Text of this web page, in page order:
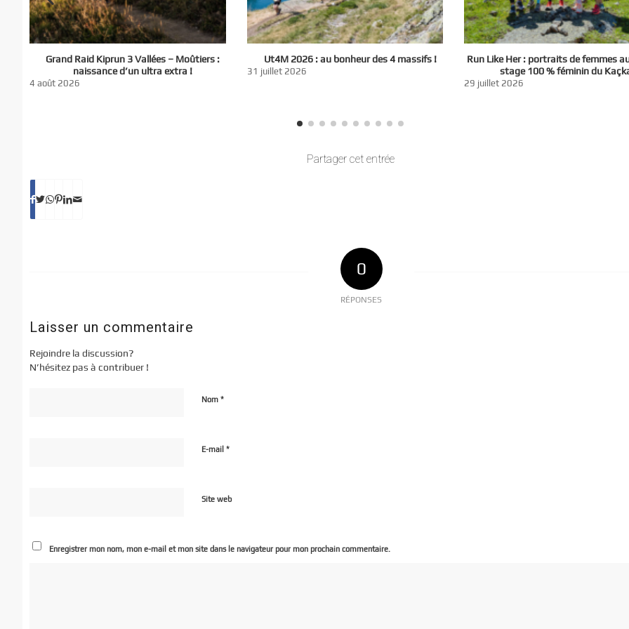
Grand Raid Kiprun 3 Vallées – Moûtiers :
naissance d’un ultra extra !
4 août 2026
Ut4M 2026 : au bonheur des 4 massifs !
31 juillet 2026
Run Like Her : portraits de femmes
stage 100 % féminin du
29 juillet 2026
Partager cet entrée
0
RÉPONSES
Laisser un commentaire
Rejoindre la discussion?
N’hésitez pas à contribuer !
Nom *
E-mail *
Site web
Enregistrer mon nom, mon e-mail et mon site dans le navigateur pour mon prochain commentaire.